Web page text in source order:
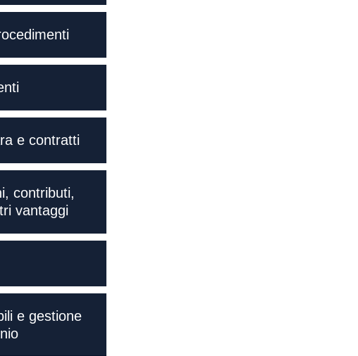
e contratti
contributi,
vantaggi
e gestione